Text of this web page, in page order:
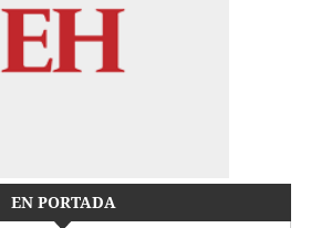
EN PORTADA